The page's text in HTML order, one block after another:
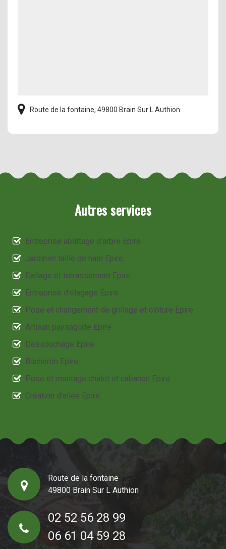
Route de la fontaine, 49800 Brain Sur L Authion
Autres services
Entreprise abattage d'arbre Epire
Jardinier taille de haie Epire
Dallage et terrassement Epire
Entreprise d'élagage Epire
Pose et changement de grillage et clôture Epire
Artisan paysagiste Epire
Dessouchage Epire
Bûcheron Epire
Pose et montage chalet et cabanon Epire
Création d'allée Epire
Route de la fontaine
49800 Brain Sur L Authion
02 52 56 28 99
06 61 04 59 28